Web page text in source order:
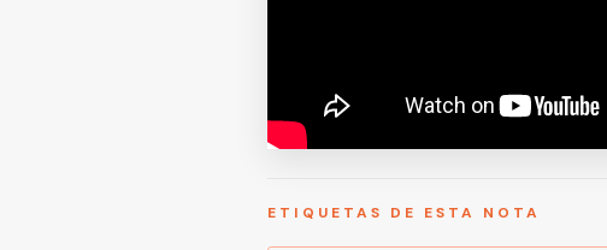
ETIQUETAS DE ESTA NOTA